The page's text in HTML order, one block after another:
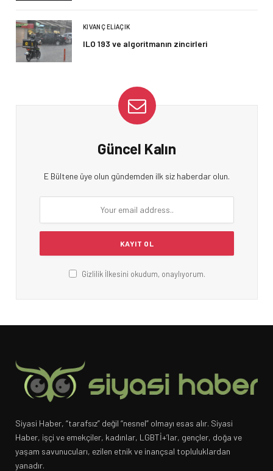
KIVANÇ ELIAÇIK
ILO 193 ve algoritmanın zincirleri
Güncel Kalın
E Bültene üye olun gündemden ilk siz haberdar olun.
Gizlilik İlkesini okudum, onaylıyorum.
Siyasi Haber, “tarafsız” değil “nesnel” olmayı esas alır. Siyasi
Haber, işçi ve emekçiler, kadınlar, LGBTİ+’lar, gençler, doğa ve
yaşam savunucuları, ezilen etnik ve inançsal topluluklardan
yanadır.